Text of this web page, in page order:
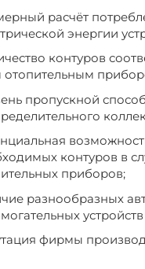
расчёт
энергии
контуров
отопительным
пропускной
контуров в
приборов;
разнообразных
устройств
фирмы